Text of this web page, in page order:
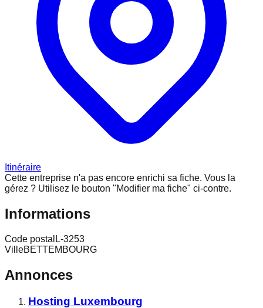
Itinéraire
Cette entreprise n'a pas encore enrichi sa fiche. Vous la
gérez ? Utilisez le bouton "Modifier ma fiche" ci-contre.
Informations
Code postal L-3253
VilleBETTEMBOURG
Annonces
Hosting Luxembourg